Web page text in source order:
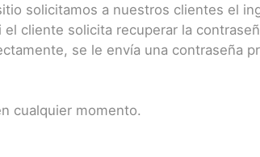
solicitamos a nuestros clientes el
cliente solicita recuperar la
se le envía una contraseña
cualquier momento.